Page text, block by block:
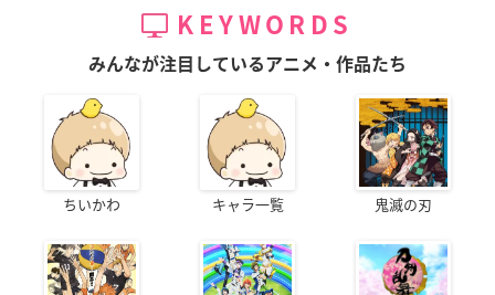
KEYWORDS
みんなが注目しているアニメ・作品たち
ちいかわ キャラ一覧 鬼滅の刃